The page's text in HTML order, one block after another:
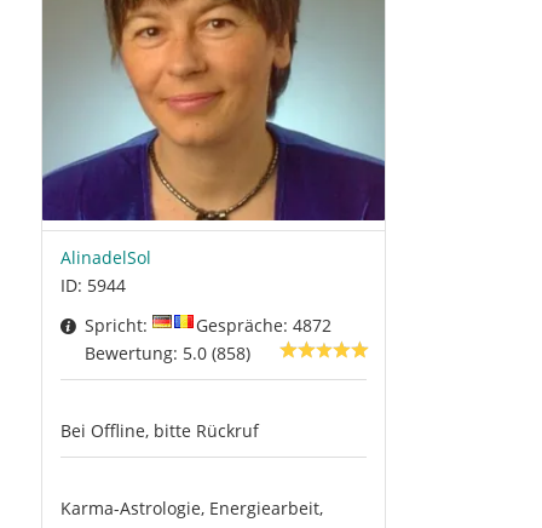
AlinadelSol
ID: 5944
Spricht:
Gespräche: 4872
Bewertung: 5.0 (858)
Bei Offline, bitte Rückruf
Karma-Astrologie, Energiearbeit,